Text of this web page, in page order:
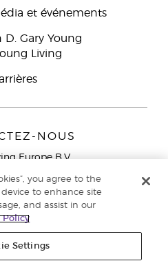
et événements
D. Gary Young
Living
NOUS
Europe B.V.
Groningen
de la marque
791
you agree to the
to enhance site
and assist in our
Policy
Settings